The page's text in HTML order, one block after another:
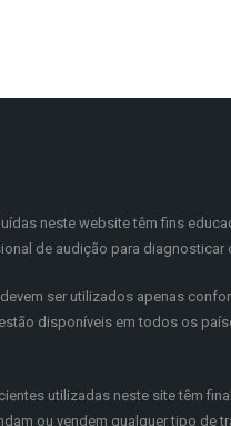
neste website têm fins
de audição para diagnosticar
ser utilizados apenas
disponíveis em todos os
utilizadas neste site têm
ou vendem qualquer tipo de